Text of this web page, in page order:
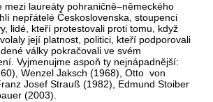
mezi laureáty pohraničně–německého
nepřátelé Československa, stoupenci
lidé, kteří protestovali proti tomu, když
její platnost, politici, kteří podporovali
války pokračovali ve svém
Vyjmenujme aspoň ty nejnápadnější:
Wenzel Jaksch (1968), Otto von
Josef Strauß (1982), Edmund Stoiber
(2003).